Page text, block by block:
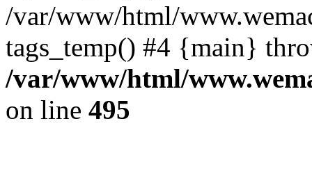
/var/www/html/
tags_temp() #4 {main}
/var/www/html/
on line 495